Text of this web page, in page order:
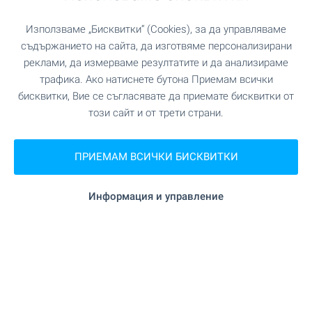
Тип на имота:Едностаен апартамент
Павел Раванов
Старши брокер, Бургас
Използваме „Бисквитки“ (Cookies), за да управляваме
съдържанието на сайта, да изготвяме персонализирани
реклами, да измерваме резултатите и да анализираме
трафика. Ако натиснете бутона Приемам всички
бисквитки, Вие се съгласявате да приемате бисквитки от
този сайт и от трети страни.
ПРИЕМАМ ВСИЧКИ БИСКВИТКИ
Информация и управление